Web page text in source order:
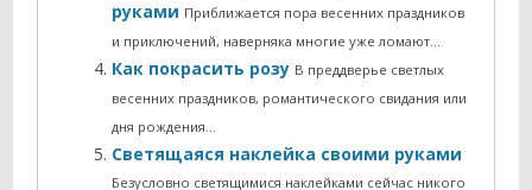
руками Приближается пора весенних праздников
и приключений, наверняка многие уже ломают…
Как покрасить розу В преддверье светлых
весенних праздников, романтического свидания или
дня рождения…
Светящаяся наклейка своими руками
Безусловно светящимися наклейками сейчас никого